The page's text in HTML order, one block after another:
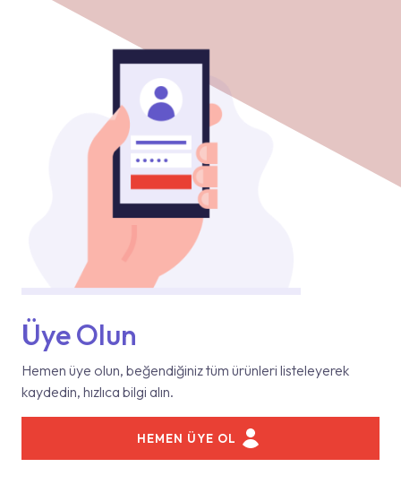
Üye Olun
Hemen üye olun, beğendiğiniz tüm ürünleri listeleyerek
kaydedin, hızlıca bilgi alın.
HEMEN ÜYE OL